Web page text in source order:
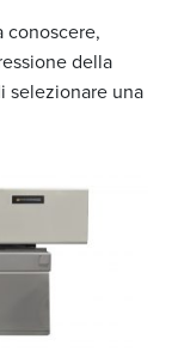
conoscere,
della
selezionare una